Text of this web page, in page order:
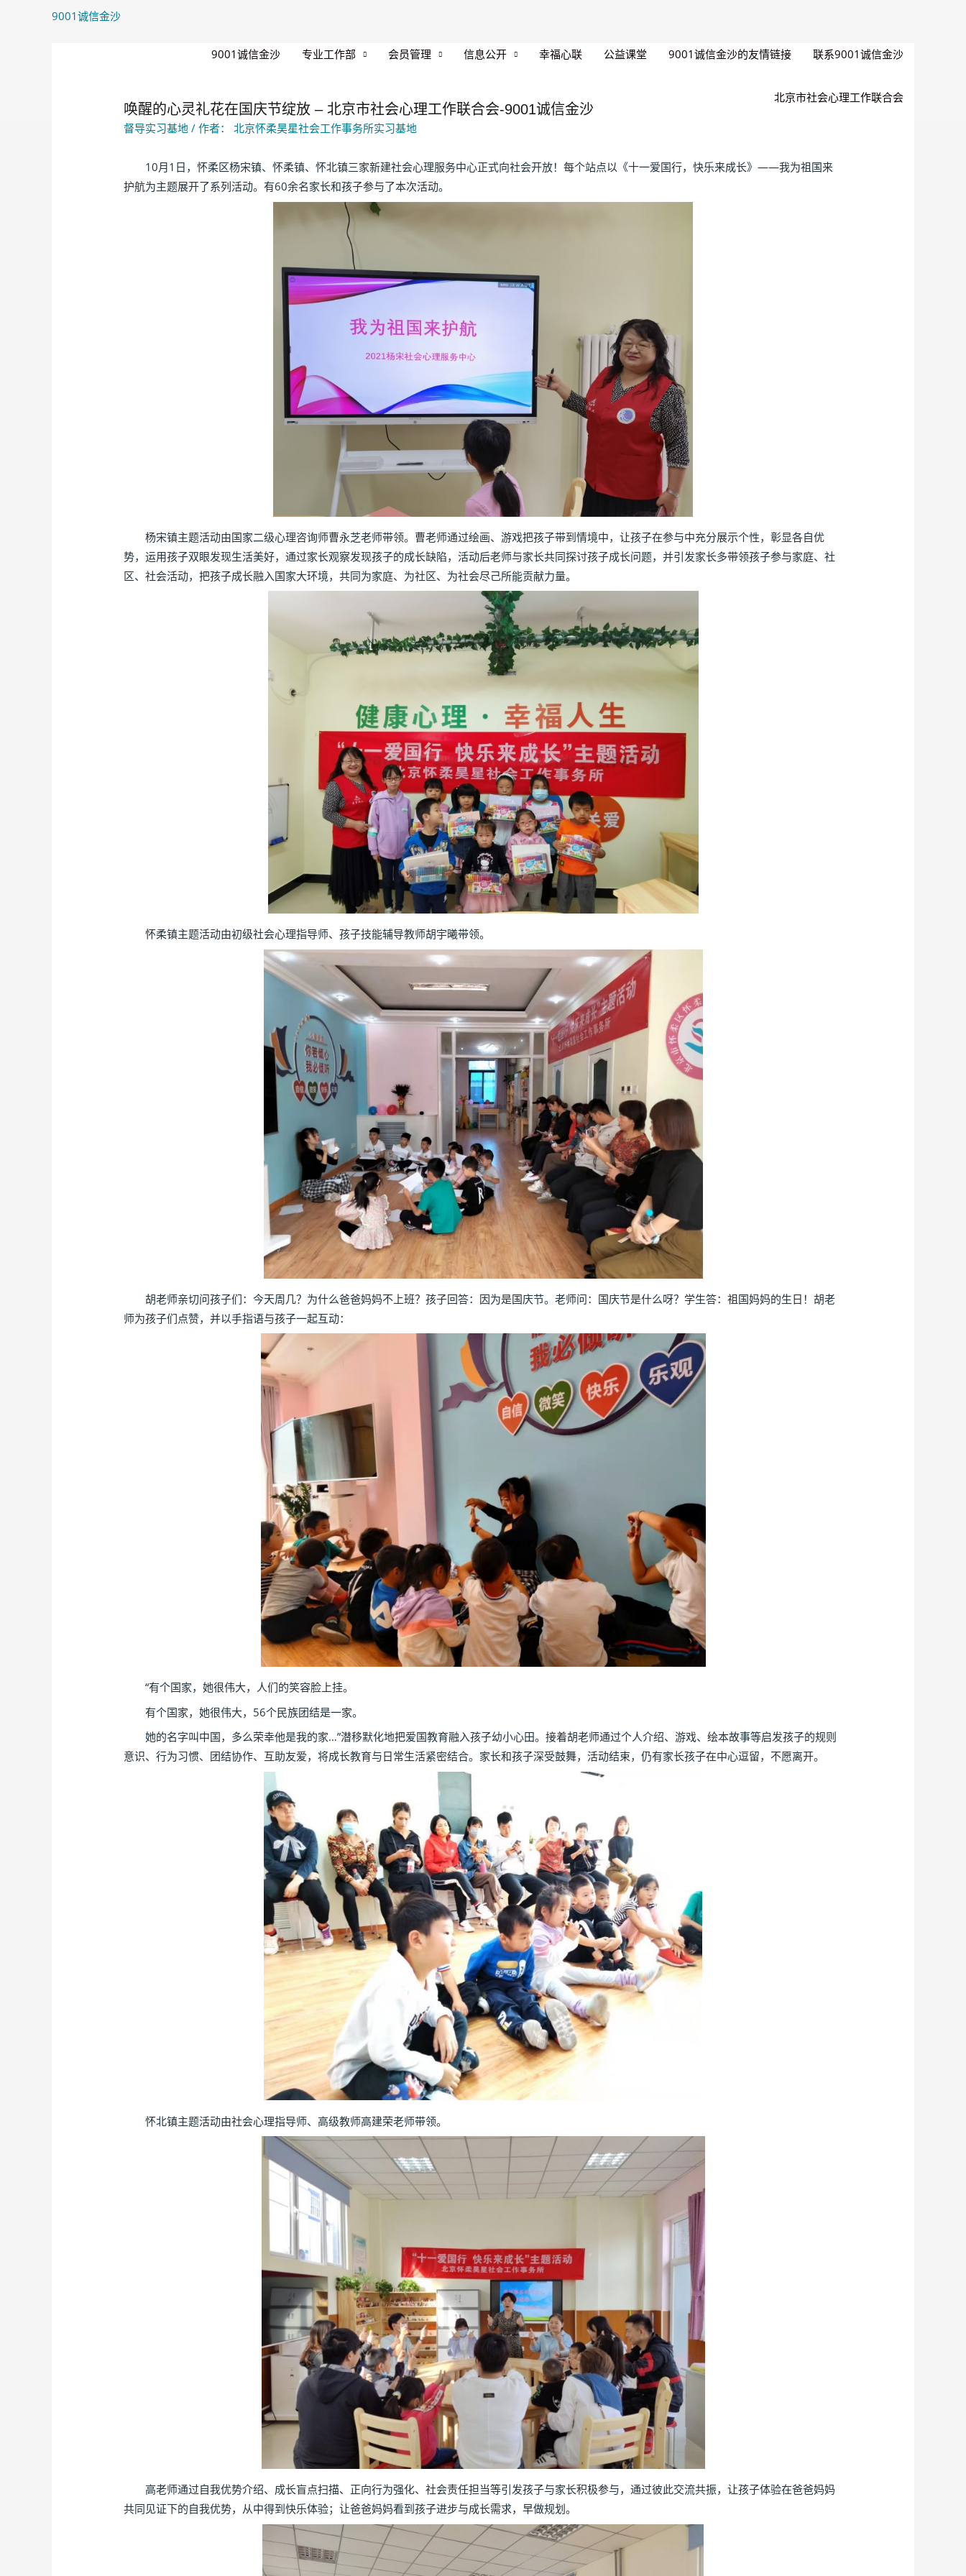
9001诚信金沙
9001诚信金沙 专业工作部 会员管理 信息公开 幸福心联 公益课堂 9001诚信金沙的友情链接 联系9001诚信金沙
北京市社会心理工作联合会
唤醒的心灵礼花在国庆节绽放 – 北京市社会心理工作联合会-9001诚信金沙
督导实习基地 / 作者： 北京怀柔昊星社会工作事务所实习基地
10月1日，怀柔区杨宋镇、怀柔镇、怀北镇三家新建社会心理服务中心正式向社会开放！每个站点以《十一爱国行，快乐来成长》——我为祖国来
护航为主题展开了系列活动。有60余名家长和孩子参与了本次活动。
杨宋镇主题活动由国家二级心理咨询师曹永芝老师带领。曹老师通过绘画、游戏把孩子带到情境中，让孩子在参与中充分展示个性，彰显各自优
势，运用孩子双眼发现生活美好，通过家长观察发现孩子的成长缺陷，活动后老师与家长共同探讨孩子成长问题，并引发家长多带领孩子参与家庭、社
区、社会活动，把孩子成长融入国家大环境，共同为家庭、为社区、为社会尽己所能贡献力量。
怀柔镇主题活动由初级社会心理指导师、孩子技能辅导教师胡宇曦带领。
胡老师亲切问孩子们：今天周几？为什么爸爸妈妈不上班？孩子回答：因为是国庆节。老师问：国庆节是什么呀？学生答：祖国妈妈的生日！胡老
师为孩子们点赞，并以手指语与孩子一起互动：
“有个国家，她很伟大，人们的笑容脸上挂。
有个国家，她很伟大，56个民族团结是一家。
她的名字叫中国，多么荣幸他是我的家…”潜移默化地把爱国教育融入孩子幼小心田。接着胡老师通过个人介绍、游戏、绘本故事等启发孩子的规则
意识、行为习惯、团结协作、互助友爱，将成长教育与日常生活紧密结合。家长和孩子深受鼓舞，活动结束，仍有家长孩子在中心逗留，不愿离开。
怀北镇主题活动由社会心理指导师、高级教师高建荣老师带领。
高老师通过自我优势介绍、成长盲点扫描、正向行为强化、社会责任担当等引发孩子与家长积极参与，通过彼此交流共振，让孩子体验在爸爸妈妈
共同见证下的自我优势，从中得到快乐体验；让爸爸妈妈看到孩子进步与成长需求，早做规划。